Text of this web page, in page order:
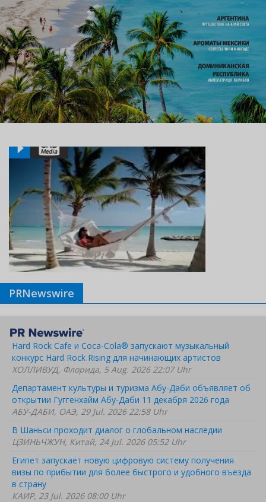
PRNewswire
Hard Rock Cafe и Coca-Cola® запускают музыкальный
конкурс Hard Rock Rising для начинающих артистов
ХОЛЛИВУД, Флорида, 5 Aug. 2026 22:07 Uhr
Департамент культуры и туризма Абу-Даби объявляет об
открытии Гуггенхайм Абу-Даби 11 декабря 2026 года
АБУ-ДАБИ, ОАЭ, 29 Jul. 2026 22:58 Uhr
В Шаньси проходит диалог о глобальном наследии
ЦЗИНЬЧЖУН, Китай, 24 Jul. 2026 05:52 Uhr
Египет запускает новую цифровую систему получения
визы по прибытии для более быстрого и удобного въезда
в страну
КАИР, 23 Jul. 2026 08:00 Uhr